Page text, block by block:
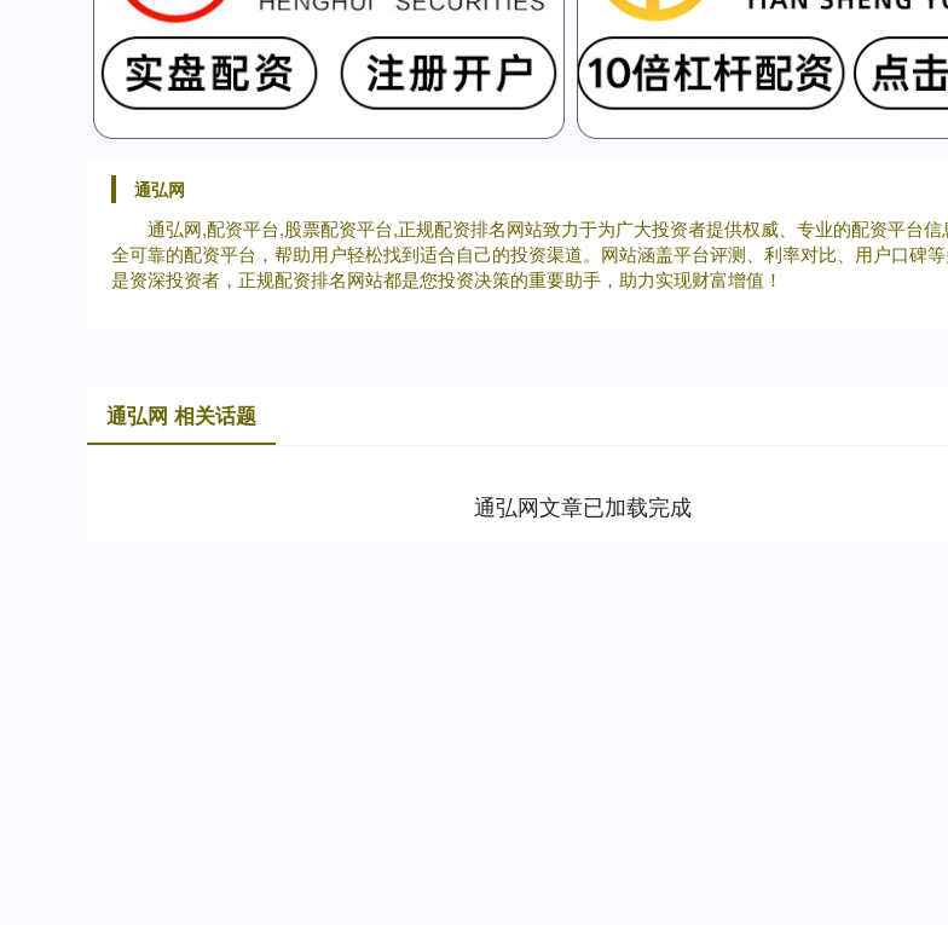
通弘网
通弘网,配资平台,股票配资平台,正规配资排名网站致力于为广大投资者提供权威、专业的配资平台
全可靠的配资平台，帮助用户轻松找到适合自己的投资渠道。网站涵盖平台评测、利率对比、用户口碑
是资深投资者，正规配资排名网站都是您投资决策的重要助手，助力实现财富增值！
通弘网 相关话题
通弘网文章已加载完成